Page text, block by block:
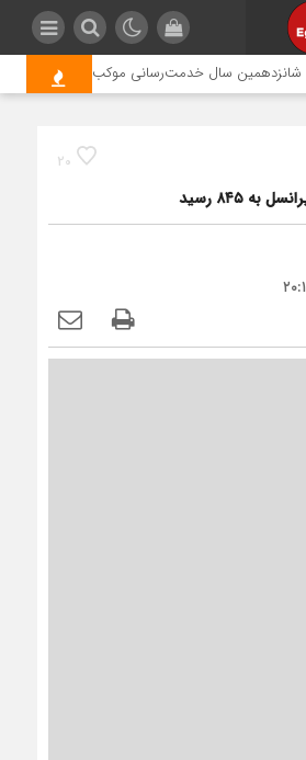
شانزدهمین سال خدمت‌رسانی موکب امام رضا (ع)
20